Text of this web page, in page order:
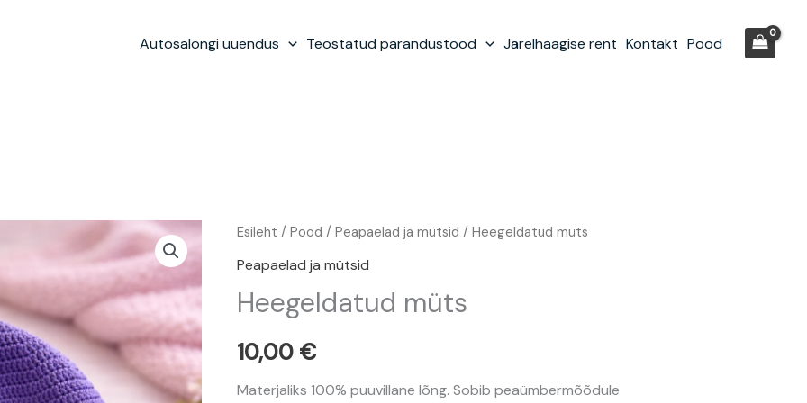
Autosalongi uuendus Teostatud parandustööd Järelhaagise rent Kontakt Pood
Esileht /Pood /Peapaelad ja mütsid / Heegeldatud müts
Peapaelad ja mütsid
Heegeldatud müts
10,00 €
Materjaliks 100% puuvillane lõng. Sobib peaümbermõõdule
Heegeldatud
müts